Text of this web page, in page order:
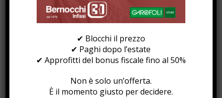
Vetri e Fattore Solare: Cosa Sapere
Prima di Acquistare le Finestre
Quando si sceglie una finestra, è fondamentale valutare
diversi fattori per ottenere il massimo comfort abitativo
ed energetico. Tra questi, il fattore solare (o g-value)
gioca un ruolo cruciale nell’efficienza energetica di un
termico e la luminosità degli ambienti. Ma cos’è il fattore
solare? E come incide sulla […]
✔ Blocchi il prezzo
✔ Paghi dopo l’estate
✔ Approfitti del bonus fiscale fino al 50%
Non è solo un’offerta.
È il momento giusto per decidere.